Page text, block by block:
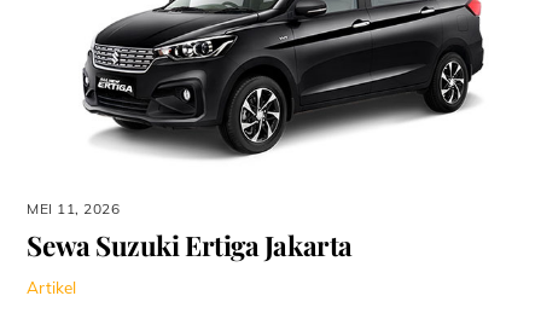
MEI 11, 2026
Sewa Suzuki Ertiga Jakarta
Artikel